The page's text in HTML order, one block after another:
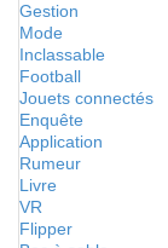
Gestion
Mode
Inclassable
Football
Jouets connectés
Enquête
Application
Rumeur
Livre
VR
Flipper